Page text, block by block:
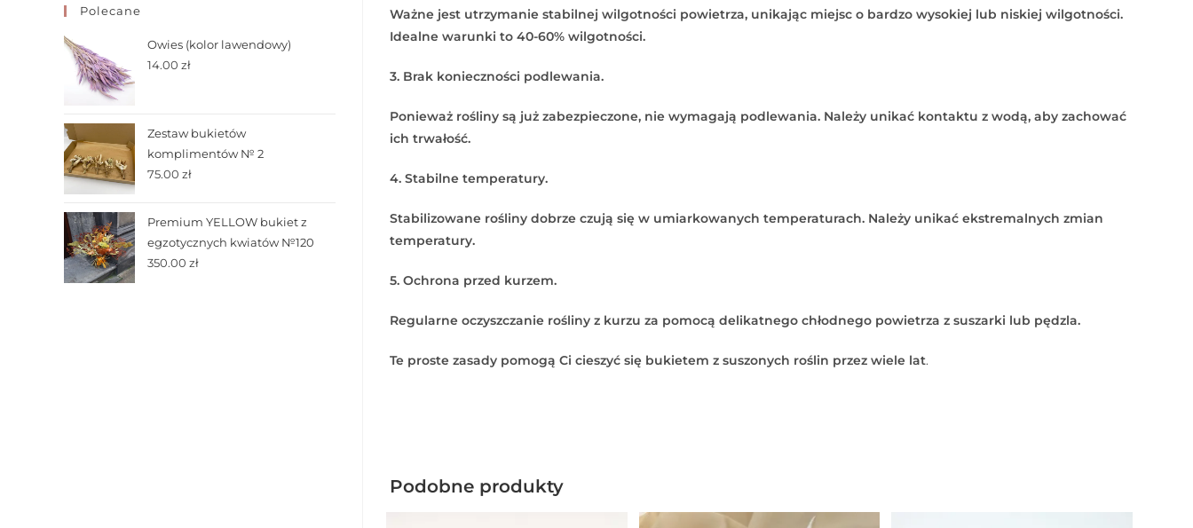
Ważne jest utrzymanie stabilnej wilgotności powietrza, unikając miejsc o bardzo wysokiej lub niskiej wilgotności.
Idealne warunki to 40-60% wilgotności.
3. Brak konieczności podlewania.
Ponieważ rośliny są już zabezpieczone, nie wymagają podlewania. Należy unikać kontaktu z wodą, aby zachować
ich trwałość.
4. Stabilne temperatury.
Stabilizowane rośliny dobrze czują się w umiarkowanych temperaturach. Należy unikać ekstremalnych zmian
temperatury.
5. Ochrona przed kurzem.
Regularne oczyszczanie rośliny z kurzu za pomocą delikatnego chłodnego powietrza z suszarki lub pędzla.
Te proste zasady pomogą Ci cieszyć się bukietem z suszonych roślin przez wiele lat.
Podobne produkty
Polecane
Owies (kolor lawendowy)
14.00 zł
Zestaw bukietów
komplimentów № 2
75.00 zł
Premium YELLOW bukiet z
egzotycznych kwiatów №120
350.00 zł